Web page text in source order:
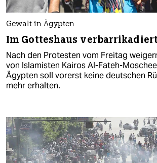
Gewalt in Ägypten
Im Gotteshaus verbarrikadiert
Nach den Protesten vom Freitag
von Islamisten Kairos Al-Fateh-
Ägypten soll vorerst keine deutschen
mehr erhalten.